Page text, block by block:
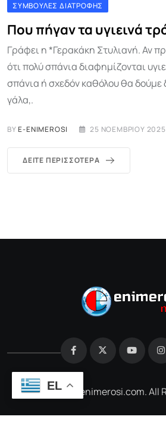
ΣΥΜΒΟΥΛΈΣ ΔΙΑΤΡΟΦΉΣ
Που πήγαν τα υγιεινά
Γράφει η *Γερακάκη Στυλιανή. Αν
ότι πολύ σπάνια διαφημίζονται
σπάνια ή σχεδόν καθόλου θα δούμε
γάλα,.
BYE-ENIMEROSI 25 ΝΟΕΜΒΡΊΟΥ 2025
ΔΕΊΤΕ ΠΕΡΙΣΣΌΤΕΡΑ
@2026 e-enimerosi.com. All
EL